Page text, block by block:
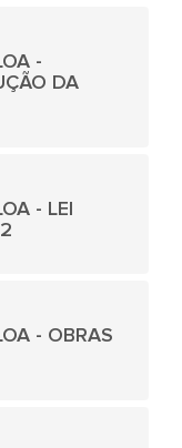
-
DA
- LEI
- OBRAS